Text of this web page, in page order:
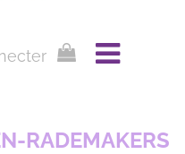
RADEMAKERS